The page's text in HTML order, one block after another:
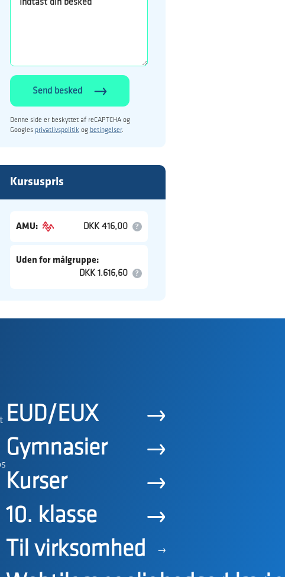
Send besked
Denne side er beskyttet af reCAPTCHA og
Googles privatlivspolitik og betingelser.
Kursuspris
AMU: DKK 416,00
Uden for målgruppe:
DKK 1.616,60
EUD/EUX
Gymnasier
Kurser
10. klasse
Til virksomhed